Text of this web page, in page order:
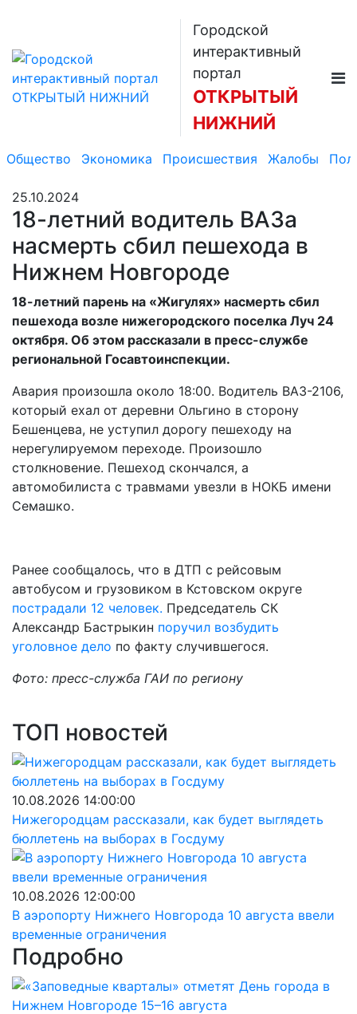
Городской
интерактивный
портал
ОТКРЫТЫЙ
НИЖНИЙ
Общество Экономика Происшествия Жалобы
25.10.2024
18-летний водитель ВАЗа
насмерть сбил пешехода в
Нижнем Новгороде
18-летний парень на «Жигулях» насмерть сбил
пешехода возле нижегородского поселка Луч 24
октября. Об этом рассказали в пресс-службе
региональной Госавтоинспекции.
Авария произошла около 18:00. Водитель ВАЗ-2106,
который ехал от деревни Ольгино в сторону
Бешенцева, не уступил дорогу пешеходу на
нерегулируемом переходе. Произошло
столкновение. Пешеход скончался, а
автомобилиста с травмами увезли в НОКБ имени
Семашко.
Ранее сообщалось, что в ДТП с рейсовым
автобусом и грузовиком в Кстовском округе
пострадали 12 человек. Председатель СК
Александр Бастрыкин поручил возбудить
уголовное дело по факту случившегося.
Фото: пресс-служба ГАИ по региону
ТОП новостей
10.08.2026 14:00:00
Нижегородцам рассказали, как будет выглядеть
бюллетень на выборах в Госдуму
10.08.2026 12:00:00
В аэропорту Нижнего Новгорода 10 августа ввели
временные ограничения
Подробно